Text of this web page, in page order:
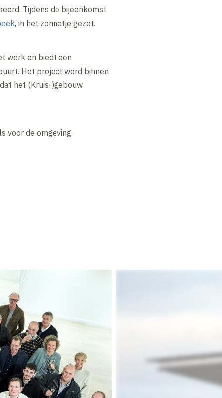
Tijdens de bijeenkomst
, in het zonnetje gezet.
werk en biedt een
Het project werd binnen
het (Kruis-)gebouw
voor de omgeving.